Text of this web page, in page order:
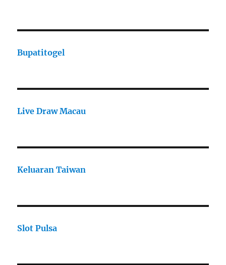
Bupatitogel
Live Draw Macau
Keluaran Taiwan
Slot Pulsa